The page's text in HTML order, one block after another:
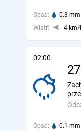
Opad: 0.3 mm
Wiatr:
4 km/
02:00
Opad: 0.1 mm